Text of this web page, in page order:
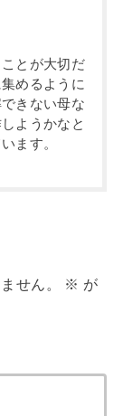
とが大切だ
めるように
きない母な
ようかなと
ます。
せん。 ※ が